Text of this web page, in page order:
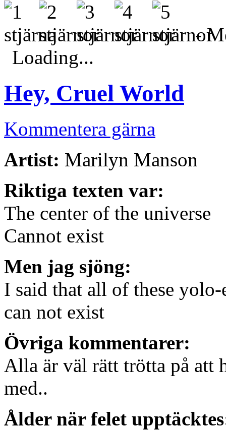
-
Loading...
Hey, Cruel World
Kommentera gärna
Artist: Marilyn Manson
Riktiga texten var:
The center of the universe
Cannot exist
Men jag sjöng:
I said that all of these yolo-
can not exist
Övriga kommentarer:
Alla är väl rätt trötta på att
med..
Ålder när felet